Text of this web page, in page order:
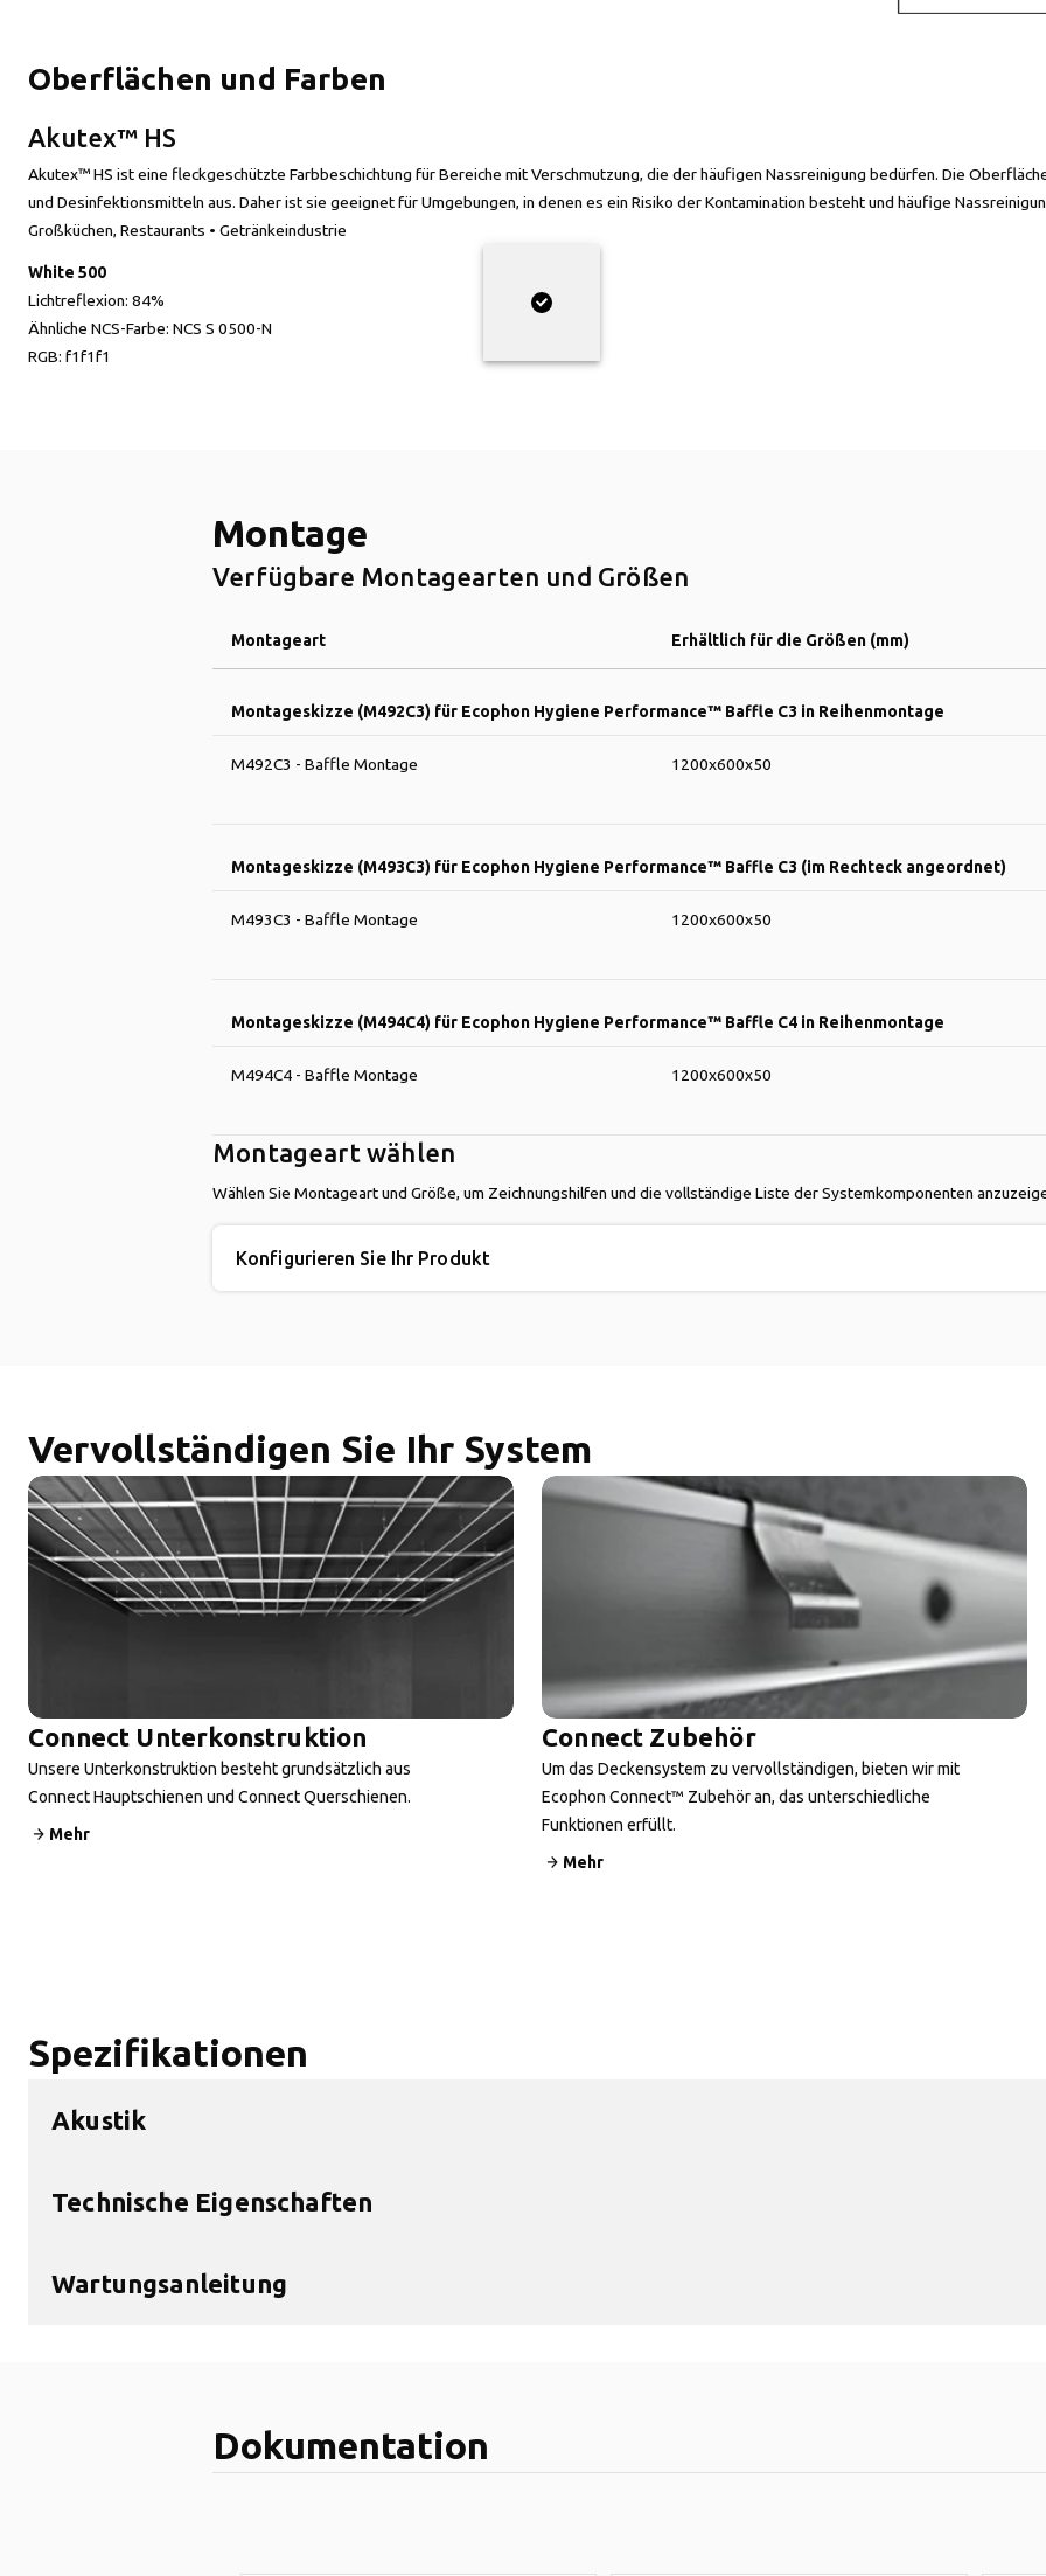
Oberflächen und Farben
Akutex™ HS
Akutex™ HS ist eine fleckgeschützte Farbbeschichtung für Bereiche mit Verschmutzung, die der häufigen Nassreinigung bedürfen. Die
und Desinfektionsmitteln aus. Daher ist sie geeignet für Umgebungen, in denen es ein Risiko der Kontamination besteht und häufige
Großküchen, Restaurants • Getränkeindustrie
White 500
Lichtreflexion: 84%
Ähnliche NCS-Farbe: NCS S 0500-N
RGB: f1f1f1
Montage
Verfügbare Montagearten und Größen
Montageart Erhältlich für die Größen (mm)
Montageskizze (M492C3) für Ecophon Hygiene Performance™ Baffle C3 in Reihenmontage
M492C3 - Baffle Montage 1200x600x50
Montageskizze (M493C3) für Ecophon Hygiene Performance™ Baffle C3 (im Rechteck angeordnet)
M493C3 - Baffle Montage 1200x600x50
Montageskizze (M494C4) für Ecophon Hygiene Performance™ Baffle C4 in Reihenmontage
M494C4 - Baffle Montage 1200x600x50
Montageart wählen
Wählen Sie Montageart und Größe, um Zeichnungshilfen und die vollständige Liste der Systemkomponenten
Konfigurieren Sie Ihr Produkt
Vervollständigen Sie Ihr System
Connect Unterkonstruktion
Unsere Unterkonstruktion besteht grundsätzlich aus
Connect Hauptschienen und Connect Querschienen.
Mehr
Connect Zubehör
Um das Deckensystem zu vervollständigen, bieten wir mit
Ecophon Connect™ Zubehör an, das unterschiedliche
Funktionen erfüllt.
Mehr
Spezifikationen
Akustik
Technische Eigenschaften
Wartungsanleitung
Dokumentation